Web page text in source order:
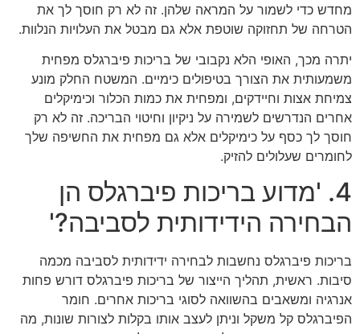
מחדש כדי לשמור על המראה שלהן. זה לא רק חוסך לך את
הטרחה של תחזוקה שוטפת אלא גם מבטל את העלויות הנלוות.
יתרה מכך, האופי הלא נקבובי של בריכות פיברגלס מפחית
משמעותית את הצורך בטיפולים כימיים. המשטח החלק מונע
צמיחת אצות וחיידקים, ומפחית את כמות הכלור וכימיקלים
אחרים הנדרשים לשמירה על ניקיון וחיטוי הבריכה. זה לא רק
חוסך לך כסף על כימיקלים אלא גם מפחית את החשיפה שלך
לחומרים שעלולים להזיק.
4. 'מדוע בריכות פיברגלס הן
הבחירה הידידותית לסביבה?'
בריכות פיברגלס נחשבות לבחירה ידידותית לסביבה מכמה
סיבות. ראשית, תהליך הייצור של בריכות פיברגלס דורש פחות
אנרגיה ומשאבים בהשוואה לסוגי בריכות אחרים. חומר
הפיברגלס קל משקל וניתן לעצב אותו בקלות לצורות שונות, מה